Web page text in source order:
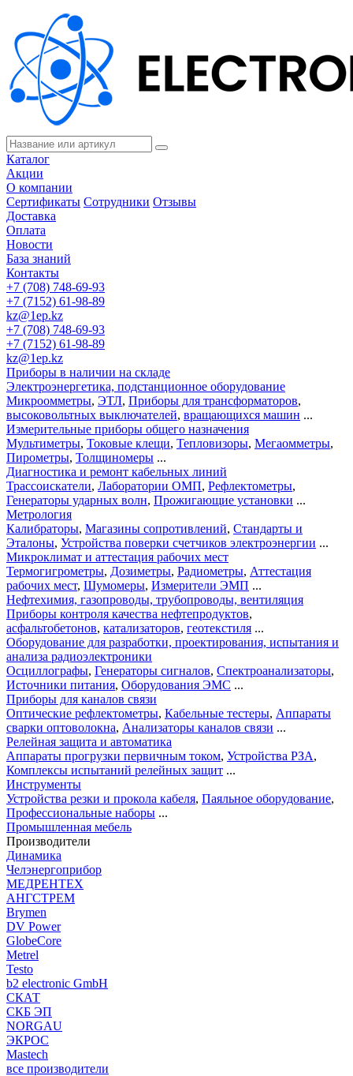
Каталог
Акции
О компании
Сертификаты Сотрудники Отзывы
Доставка
Оплата
Новости
База знаний
Контакты
+7 (708) 748-69-93
+7 (7152) 61-98-89
kz@1ep.kz
+7 (708) 748-69-93
+7 (7152) 61-98-89
kz@1ep.kz
Приборы в наличии на складе
Электроэнергетика, подстанционное оборудование
Микроомметры, ЭТЛ, Приборы для трансформаторов,
высоковольтных выключателей, вращающихся машин ...
Измерительные приборы общего назначения
Мультиметры, Токовые клещи, Тепловизоры, Мегаомметры,
Пирометры, Толщиномеры ...
Диагностика и ремонт кабельных линий
Трассоискатели, Лаборатории ОМП, Рефлектометры,
Генераторы ударных волн, Прожигающие установки ...
Метрология
Калибраторы, Магазины сопротивлений, Стандарты и
Эталоны, Устройства поверки счетчиков электроэнергии ...
Микроклимат и аттестация рабочих мест
Термогигрометры, Дозиметры, Радиометры, Аттестация
рабочих мест, Шумомеры, Измерители ЭМП ...
Нефтехимия, газопроводы, трубопроводы, вентиляция
Приборы контроля качества нефтепродуктов,
асфальтобетонов, катализаторов, геотекстиля ...
Оборудование для разработки, проектирования, испытания и
анализа радиоэлектроники
Осциллографы, Генераторы сигналов, Спектроанализаторы,
Источники питания, Оборудования ЭМС ...
Приборы для каналов связи
Оптические рефлектометры, Кабельные тестеры, Аппараты
сварки оптоволокна, Анализаторы каналов связи ...
Релейная защита и автоматика
Аппараты прогрузки первичным током, Устройства РЗА,
Комплексы испытаний релейных защит ...
Инструменты
Устройства резки и прокола кабеля, Паяльное оборудование,
Профессиональные наборы ...
Промышленная мебель
Производители
Динамика
Челэнергоприбор
МЕДРЕНТЕХ
АНГСТРЕМ
Brymen
DV Power
GlobeCore
Metrel
Testo
b2 electronic GmbH
СКАТ
СКБ ЭП
NORGAU
ЭКРОС
Mastech
все производители